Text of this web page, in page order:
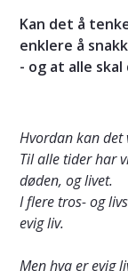
Kan det å
enklere å
- og at alle skal
Hvordan kan
Til alle tider har
døden, og livet.
I flere tros- og
evig liv.
Men hva er evig